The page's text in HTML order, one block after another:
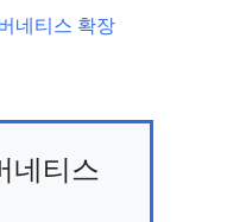
네티스 확장
네티스